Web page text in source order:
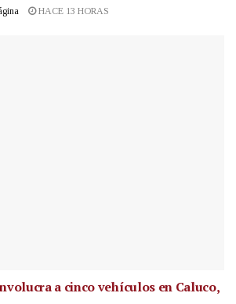
HACE 13 HORAS
a cinco vehículos en Caluco,